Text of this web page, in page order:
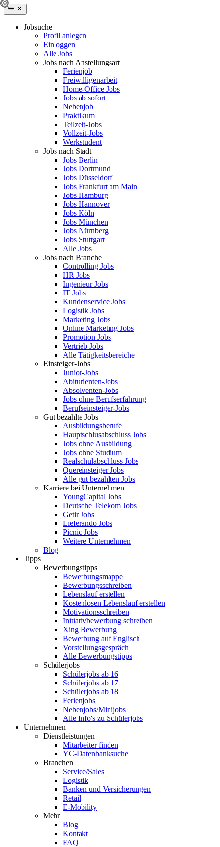
Jobsuche
Profil anlegen
Einloggen
Alle Jobs
Jobs nach Anstellungsart
Ferienjob
Freiwilligenarbeit
Home-Office Jobs
Jobs ab sofort
Nebenjob
Praktikum
Teilzeit-Jobs
Vollzeit-Jobs
Werkstudent
Jobs nach Stadt
Jobs Berlin
Jobs Dortmund
Jobs Düsseldorf
Jobs Frankfurt am Main
Jobs Hamburg
Jobs Hannover
Jobs Köln
Jobs München
Jobs Nürnberg
Jobs Stuttgart
Alle Jobs
Jobs nach Branche
Controlling Jobs
HR Jobs
Ingenieur Jobs
IT Jobs
Kundenservice Jobs
Logistik Jobs
Marketing Jobs
Online Marketing Jobs
Promotion Jobs
Vertrieb Jobs
Alle Tätigkeitsbereiche
Einsteiger-Jobs
Junior-Jobs
Abiturienten-Jobs
Absolventen-Jobs
Jobs ohne Berufserfahrung
Berufseinsteiger-Jobs
Gut bezahlte Jobs
Ausbildungsberufe
Hauptschlusabschluss Jobs
Jobs ohne Ausbildung
Jobs ohne Studium
Realschulabschluss Jobs
Quereinsteiger Jobs
Alle gut bezahlten Jobs
Karriere bei Unternehmen
YoungCapital Jobs
Deutsche Telekom Jobs
Getir Jobs
Lieferando Jobs
Picnic Jobs
Weitere Unternehmen
Blog
Tipps
Bewerbungstipps
Bewerbungsmappe
Bewerbungsschreiben
Lebenslauf erstellen
Kostenlosen Lebenslauf erstellen
Motivationsschreiben
Initiativbewerbung schreiben
Xing Bewerbung
Bewerbung auf Englisch
Vorstellungsgespräch
Alle Bewerbungstipps
Schülerjobs
Schülerjobs ab 16
Schülerjobs ab 17
Schülerjobs ab 18
Ferienjobs
Nebenjobs/Minijobs
Alle Info's zu Schülerjobs
Unternehmen
Dienstleistungen
Mitarbeiter finden
YC-Datenbanksuche
Branchen
Service/Sales
Logistik
Banken und Versicherungen
Retail
E-Mobility
Mehr
Blog
Kontakt
FAQ